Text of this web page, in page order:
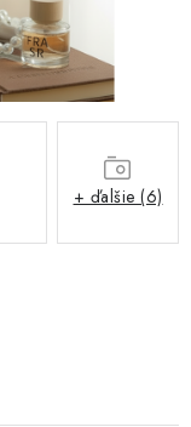
cookies
zmluvy
+ ďalšie (6)